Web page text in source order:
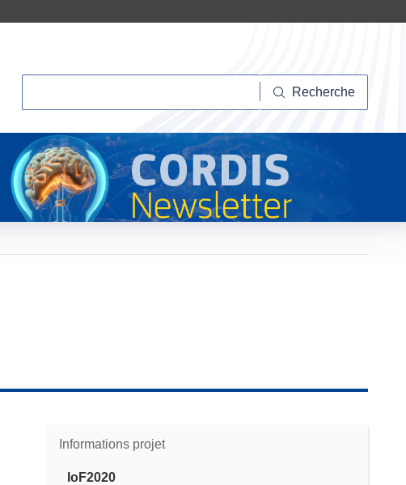
Recherche
Informations projet
IoF2020